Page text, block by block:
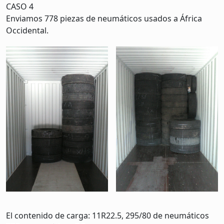
CASO 4
Enviamos 778 piezas de neumáticos usados a África
Occidental.
El contenido de carga: 11R22.5, 295/80 de neumáticos